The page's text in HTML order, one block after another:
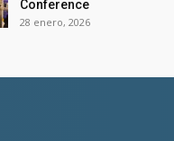
Conference
28 enero, 2026